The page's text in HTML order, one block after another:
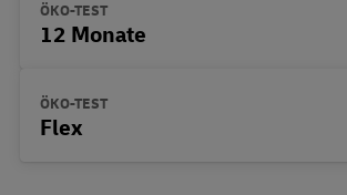
ÖKO-TEST
12 Monate
ÖKO-TEST
Flex